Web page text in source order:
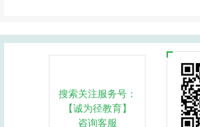
搜索关注服务号：
【诚为径教育】
咨询客服